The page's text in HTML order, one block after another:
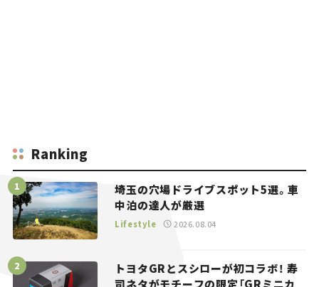
Ranking
埼玉の穴場ドライブスポット5選。車
中泊の達人が厳選
Lifestyle 2026.08.04
トヨタGRとスシローが初コラボ！ 寿
司ネタがモチーフの限定「GRミニカ